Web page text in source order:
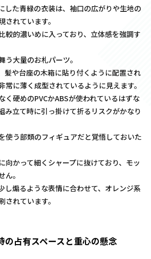
した青緑の衣装は、袖口の広がりや生地の
れています。
較的濃いめに入っており、立体感を強調す
大量のお札パーツ。
髪や台座の木箱に貼り付くように配置され
常に薄く成型されているように見えます。
く硬めのPVCかABSが使われているはずな
み立て時に引っ掛けて折るリスクがかなり
使う部類のフィギュアだと覚悟しておいた
向かって細くシャープに抜けており、モッ
。
し煽るような表情に合わせて、オレンジ系
れています。
の占有スペースと重心の懸念